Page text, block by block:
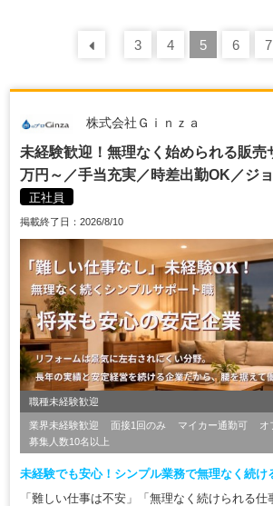
前の 30
3 4 5 6 7
株式会社Ｇｉｎｚａ
未経験歓迎！無理なく始められる販
万円～／手当充実／時差出勤OK／ジ
正社員
掲載終了日：2026/8/10
職種未経験歓迎
業界未経験歓迎 面接1回のみ マイカー通勤可
オ
募集人数10名以上
未経験でも安心！シンプル業務で無理なく続け
「難しい仕事は不安」「無理なく続けられる